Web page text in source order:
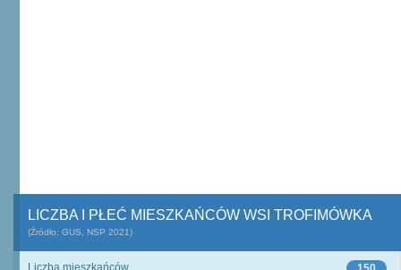
LICZBA I PŁEĆ MIESZKAŃCÓW WSI TROFIMÓWKA
(Źródło: GUS, NSP 2021)
Liczba mieszkańców